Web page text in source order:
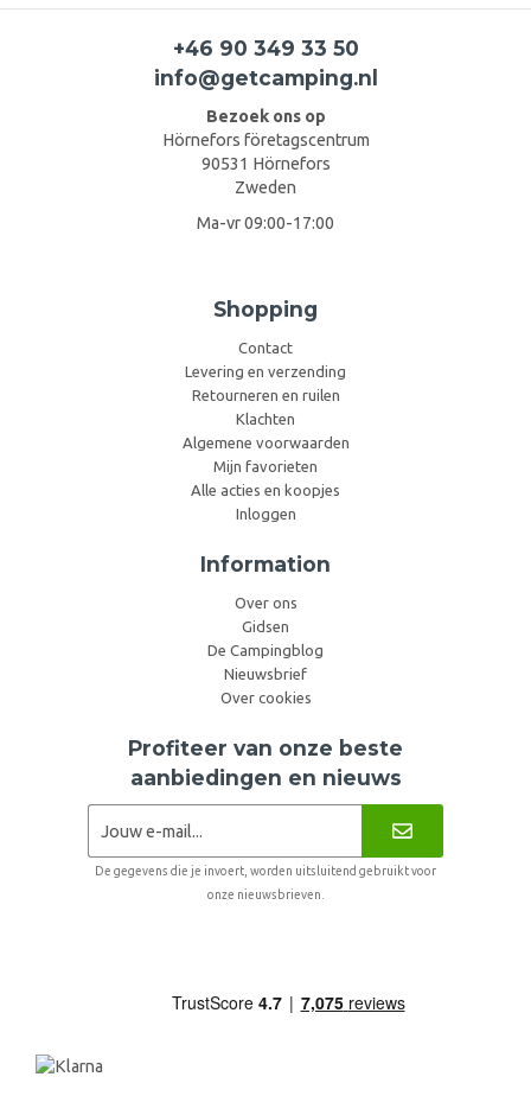
+46 90 349 33 50
info@getcamping.nl
Bezoek ons op
Hörnefors företagscentrum
90531 Hörnefors
Zweden
Ma-vr 09:00-17:00
Shopping
Contact
Levering en verzending
Retourneren en ruilen
Klachten
Algemene voorwaarden
Mijn favorieten
Alle acties en koopjes
Inloggen
Information
Over ons
Gidsen
De Campingblog
Nieuwsbrief
Over cookies
Profiteer van onze beste
aanbiedingen en nieuws
De gegevens die je invoert, worden uitsluitend gebruikt voor
onze nieuwsbrieven.